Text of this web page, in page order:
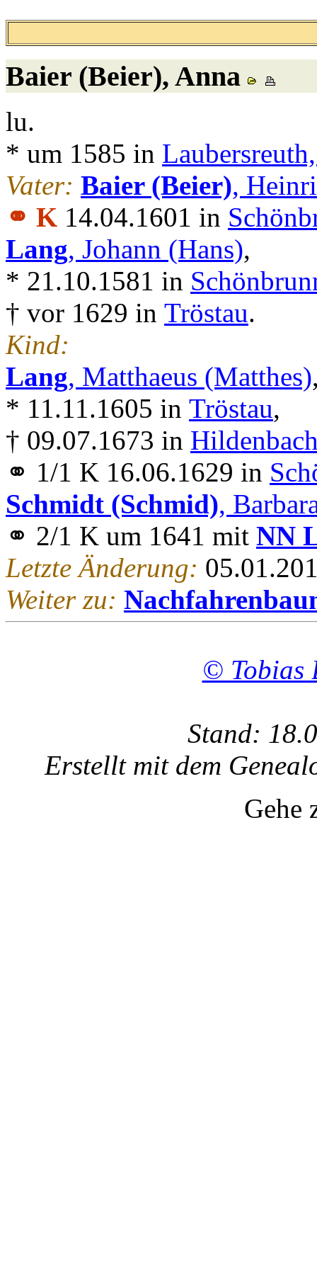
Baier (Beier), Anna
lu.
* um 1585 in
Vater: Baier (Beier),
⚭ K 14.04.1601 in
Lang, Johann (Hans),
* 21.10.1581 in
† vor 1629 in Tröstau.
Kind:
Lang, Matthaeus (Matthes)
* 11.11.1605 in Tröstau,
† 09.07.1673 in
⚭ 1/1 K 16.06.1629 in
Schmidt (Schmid),
⚭ 2/1 K um 1641 mit NN
Letzte Änderung:
Weiter zu:
© Tobias
Stand:
Erstellt mit dem
Gehe